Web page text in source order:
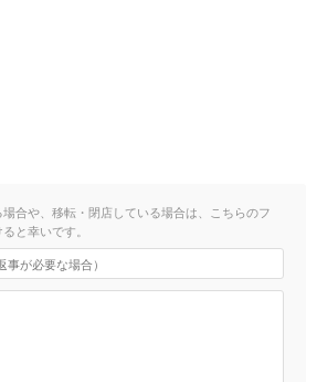
合や、移転・閉店している場合は、こちらのフ
と幸いです。